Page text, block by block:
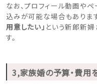
なお、プロフィール動画や
込みが可能な場合もありま
用意したい」 という新郎新
す。
3,家族婚の予算・費用